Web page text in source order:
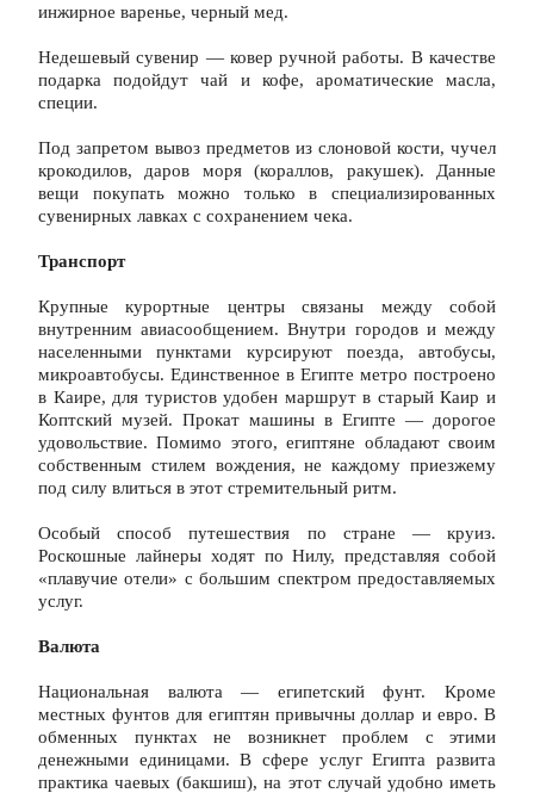
инжирное варенье, черный мед.
Недешевый сувенир — ковер ручной работы. В качестве
подарка подойдут чай и кофе, ароматические масла,
специи.
Под запретом вывоз предметов из слоновой кости, чучел
крокодилов, даров моря (кораллов, ракушек). Данные
вещи покупать можно только в специализированных
сувенирных лавках с сохранением чека.
Транспорт
Крупные курортные центры связаны между собой
внутренним авиасообщением. Внутри городов и между
населенными пунктами курсируют поезда, автобусы,
микроавтобусы. Единственное в Египте метро построено
в Каире, для туристов удобен маршрут в старый Каир и
Коптский музей. Прокат машины в Египте — дорогое
удовольствие. Помимо этого, египтяне обладают своим
собственным стилем вождения, не каждому приезжему
под силу влиться в этот стремительный ритм.
Особый способ путешествия по стране — круиз.
Роскошные лайнеры ходят по Нилу, представляя собой
«плавучие отели» с большим спектром предоставляемых
услуг.
Валюта
Национальная валюта — египетский фунт. Кроме
местных фунтов для египтян привычны доллар и евро. В
обменных пунктах не возникнет проблем с этими
денежными единицами. В сфере услуг Египта развита
практика чаевых (бакшиш), на этот случай удобно иметь